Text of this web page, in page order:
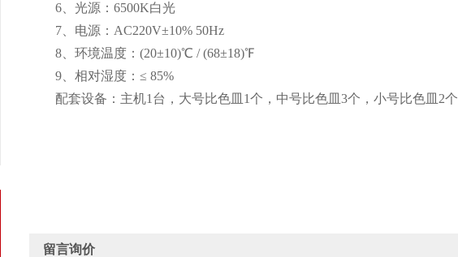
6、光源：6500K白光
7、电源：AC220V±10% 50Hz
8、环境温度：(20±10)℃ / (68±18)℉
9、相对湿度：≤ 85%
配套设备：主机1台，大号比色皿1个，中号比色皿3个，小号比色皿2个
留言询价